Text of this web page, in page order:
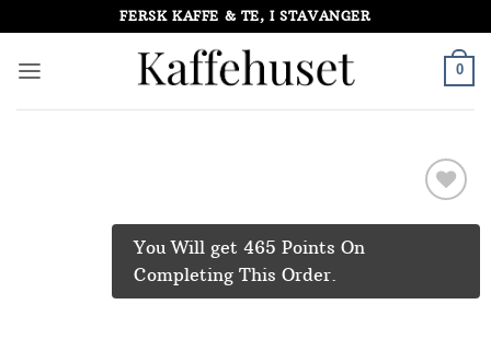
to
content
FERSK KAFFE & TE, I STAVANGER
0
Add to
You Will get 465 Points On
Completing This Order.